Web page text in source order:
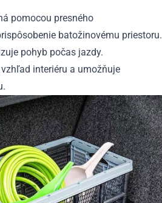
pomocou presného
batožinovému priestoru.
pohyb počas jazdy.
interiéru a umožňuje